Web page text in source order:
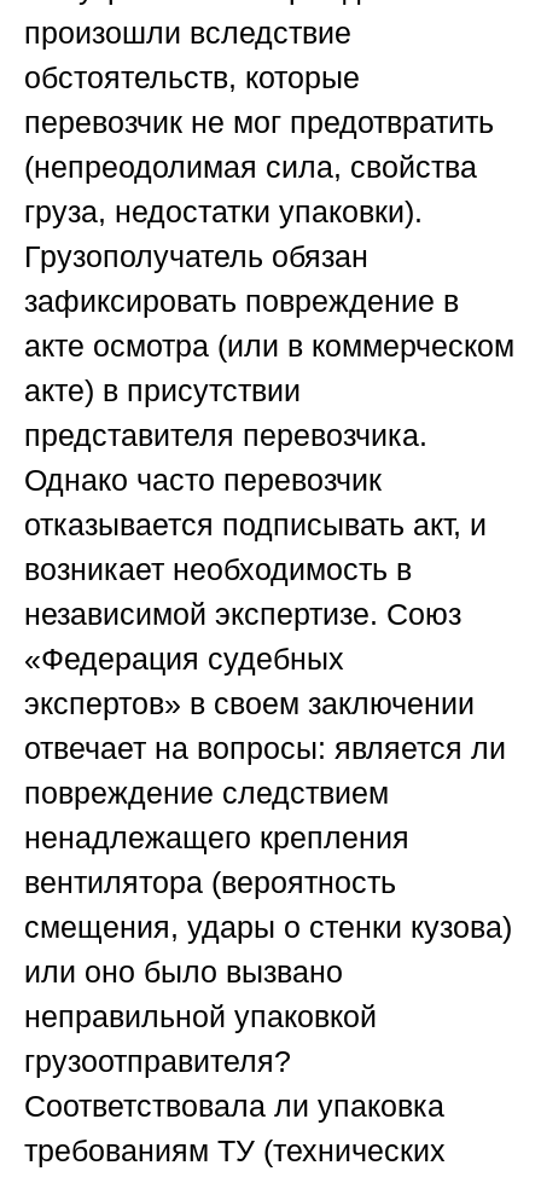
произошли вследствие
обстоятельств, которые
перевозчик не мог предотвратить
(непреодолимая сила, свойства
груза, недостатки упаковки).
Грузополучатель обязан
зафиксировать повреждение в
акте осмотра (или в коммерческом
акте) в присутствии
представителя перевозчика.
Однако часто перевозчик
отказывается подписывать акт, и
возникает необходимость в
независимой экспертизе. Союз
«Федерация судебных
экспертов» в своем заключении
отвечает на вопросы: является ли
повреждение следствием
ненадлежащего крепления
вентилятора (вероятность
смещения, удары о стенки кузова)
или оно было вызвано
неправильной упаковкой
грузоотправителя?
Соответствовала ли упаковка
требованиям ТУ (технических